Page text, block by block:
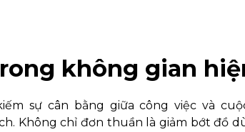
không gian
sự cân bằng giữa công việc và
Không chỉ đơn thuần là giảm bớt đồ